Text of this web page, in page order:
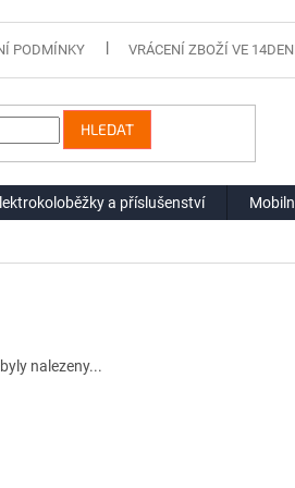
PODMÍNKY VRÁCENÍ ZBOŽÍ VE
HLEDAT
a příslušenství
nalezeny...